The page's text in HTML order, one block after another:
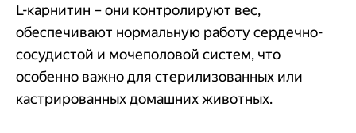
L-карнитин – они контролируют вес,
обеспечивают нормальную работу сердечно-
сосудистой и мочеполовой систем, что
особенно важно для стерилизованных или
кастрированных домашних животных.